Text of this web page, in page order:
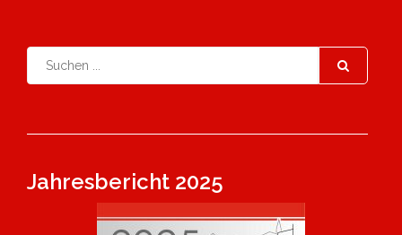
Jahresbericht 2025